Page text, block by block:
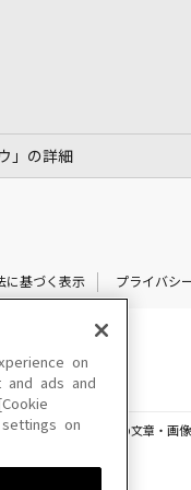
」の詳細
に基づく表示 プライバシ
に掲載されている一切の文章・画
on
ads and
on